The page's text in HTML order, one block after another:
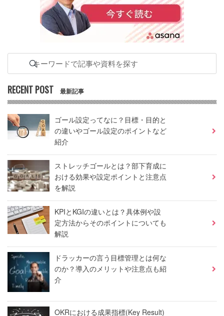
RECENT POST 最新記事
ゴール設定ってなに？目標・目的と
の違いやゴール設定のポイントなど
紹介
ストレッチゴールとは？部下育成に
おける効果や設定ポイントと注意点
を解説
KPIとKGIの違いとは？具体例や設
定方法からそのポイントについても
解説
ドラッカーの言う目標管理とは何な
のか？導入のメリットや注意点も紹
介
OKRにおける成果指標(Key Result)